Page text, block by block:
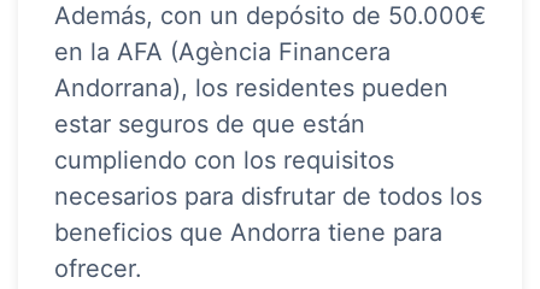
Además, con un depósito de 50.000€
en la AFA (Agència Financera
Andorrana), los residentes pueden
estar seguros de que están
cumpliendo con los requisitos
necesarios para disfrutar de todos los
beneficios que Andorra tiene para
ofrecer.